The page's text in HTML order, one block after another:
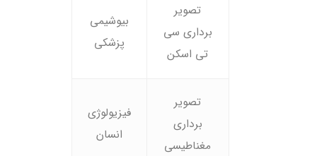
تصویر
برداری سی
تی اسکن
بیوشیمی
پزشکی
تصویر
برداری
مغناطیسی
فیزیولوژی
انسان